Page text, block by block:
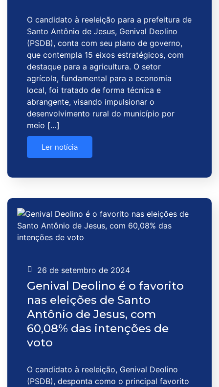
O candidato à reeleição para a prefeitura de
Santo Antônio de Jesus, Genival Deolino
(PSDB), conta com seu plano de governo,
que contempla 15 eixos estratégicos, com
destaque para a agricultura. O setor
agrícola, fundamental para a economia
local, foi tratado de forma técnica e
abrangente, visando impulsionar o
desenvolvimento rural do município por
meio […]
Ler notícia
26 de setembro de 2024
Genival Deolino é o favorito
nas eleições de Santo
Antônio de Jesus, com
60,08% das intenções de
voto
O candidato à reeleição, Genival Deolino
(PSDB), desponta como o principal favorito